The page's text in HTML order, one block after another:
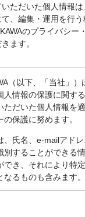
ただいた個人情報
、編集・運用を行う
のプライバシー
ます。
（以下、「当社」
情報の保護に関する
ただいた個人情報を
保護に努めます。
、氏名、e-mailアド
別することができる
でき、それにより特
なるものも含みます。